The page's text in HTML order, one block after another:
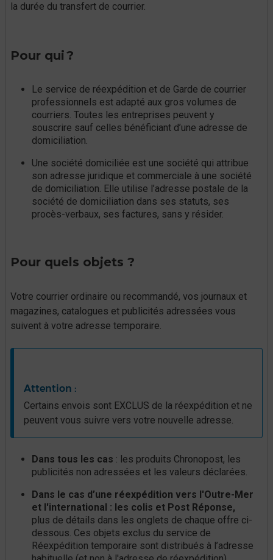
la durée du transfert de courrier.
Pour qui ?
Le service de réexpédition et de Garde de courrier
professionnels est adapté aux gros volumes de
courriers. Toutes les entreprises peuvent y
souscrire sauf celles bénéficiant d’une adresse de
domiciliation.
Une société domiciliée est une société qui attribue
son adresse juridique et commerciale à une société
de domiciliation. Elle utilise l’adresse postale de la
société de domiciliation dans ses statuts, ses
procès-verbaux, ses factures, sans y résider.
Pour quels objets ?
Votre courrier ordinaire ou recommandé, vos journaux et
magazines, catalogues et publicités adressées vous
suivent à votre adresse temporaire.
Attention :​
Certains envois sont EXCLUS de la réexpédition et ne
peuvent vous suivre vers votre nouvelle adresse.
Dans tous les cas : les produits Chronopost, les
publicités non adressées et les valeurs déclarées.
Dans le cas d’une réexpédition vers l'Outre-Mer
et l'international : les colis et Post Réponse,
plus de détails dans les onglets de chaque offre ci-
dessous. Ces objets exclus du service de
Réexpédition temporaire sont distribués à l’adresse